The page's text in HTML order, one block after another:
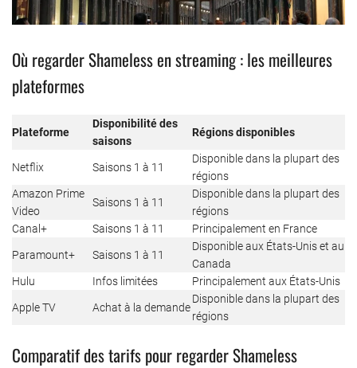
Où regarder Shameless en streaming : les meilleures
plateformes
Plateforme
Disponibilité des
saisons
Régions disponibles
Netflix Saisons 1 à 11
Disponible dans la plupart des
régions
Amazon Prime
Video
Saisons 1 à 11
Disponible dans la plupart des
régions
Canal+
Saisons 1 à 11 Principalement en France
Paramount+ Saisons 1 à 11
Disponible aux États-Unis et au
Canada
Hulu
Infos limitées Principalement aux États-Unis
Apple TV Achat à la demande
Disponible dans la plupart des
régions
Comparatif des tarifs pour regarder Shameless